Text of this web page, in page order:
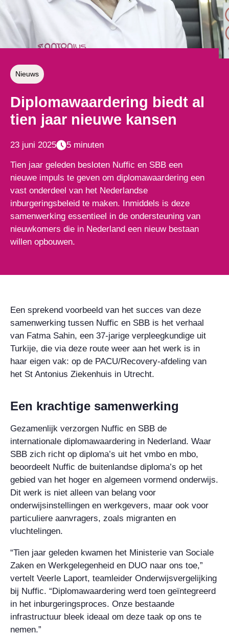
Nieuws
Diplomawaardering biedt al
tien jaar nieuwe kansen
23 juni 2025 5 minuten
Tien jaar geleden besloten Nuffic en SBB een
nieuwe impuls te geven om diplomawaardering een
vast onderdeel van het Nederlandse
inburgeringsbeleid te maken. Inmiddels is deze
samenwerking essentieel in de ondersteuning van
nieuwkomers die in Nederland een nieuw bestaan
willen opbouwen.
Een sprekend voorbeeld van het succes van deze
samenwerking tussen Nuffic en SBB is het verhaal
van Fatma Sahin, een 37-jarige verpleegkundige uit
Turkije, die via deze route weer aan het werk is in
haar eigen vak: op de PACU/Recovery-afdeling van
het St Antonius Ziekenhuis in Utrecht.
Een krachtige samenwerking
Gezamenlijk verzorgen Nuffic en SBB de
internationale diplomawaardering in Nederland. Waar
SBB zich richt op diploma’s uit het vmbo en mbo,
beoordeelt Nuffic de buitenlandse diploma’s op het
gebied van het hoger en algemeen vormend onderwijs.
Dit werk is niet alleen van belang voor
onderwijsinstellingen en werkgevers, maar ook voor
particuliere aanvragers, zoals migranten en
vluchtelingen.
“Tien jaar geleden kwamen het Ministerie van Sociale
Zaken en Werkgelegenheid en DUO naar ons toe,”
vertelt Veerle Laport, teamleider Onderwijsvergelijking
bij Nuffic. “Diplomawaardering werd toen geïntegreerd
in het inburgeringsproces. Onze bestaande
infrastructuur bleek ideaal om deze taak op ons te
nemen.”